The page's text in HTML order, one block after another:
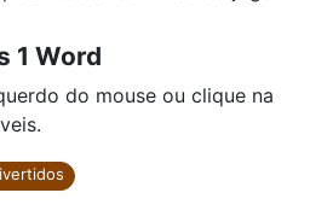
1 Word
do mouse ou clique na